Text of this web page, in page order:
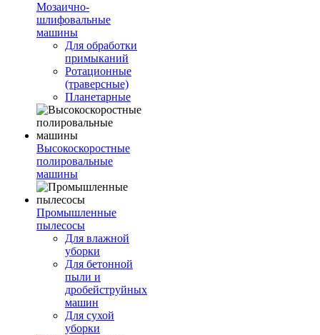
Мозаично-
шлифовальные
машины
Для обработки
примыканий
Ротационные
(траверсные)
Планетарные
Высокоскоростные
полировальные
машины
Промышленные
пылесосы
Для влажной
уборки
Для бетонной
пыли и
дробейструйных
машин
Для сухой
уборки